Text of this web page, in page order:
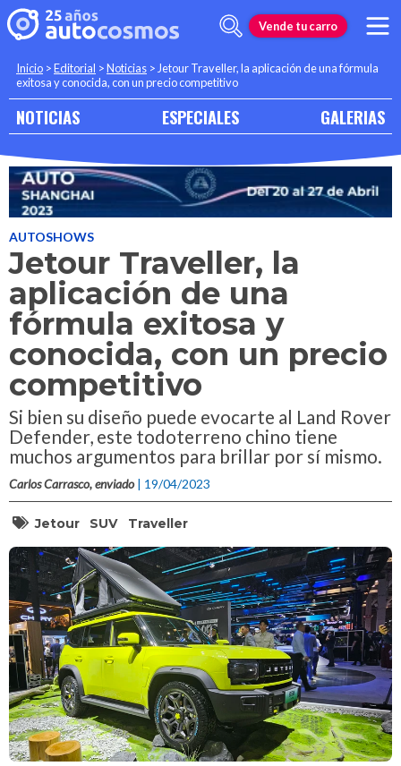
Vende tu carro
Inicio >Editorial >Noticias >Jetour Traveller, la aplicación de una fórmula
exitosa y conocida, con un precio competitivo
NOTICIAS ESPECIALES GALERIAS
AUTOSHOWS
Jetour Traveller, la
aplicación de una
fórmula exitosa y
conocida, con un precio
competitivo
Si bien su diseño puede evocarte al Land Rover
Defender, este todoterreno chino tiene
muchos argumentos para brillar por sí mismo.
Carlos Carrasco, enviado | 19/04/2023
Jetour SUV Traveller